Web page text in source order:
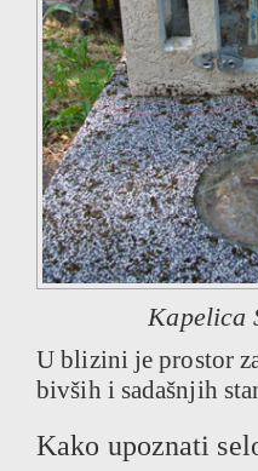
Kapelica
U blizini je prostor
bivših i sadašnjih
Kako upoznati